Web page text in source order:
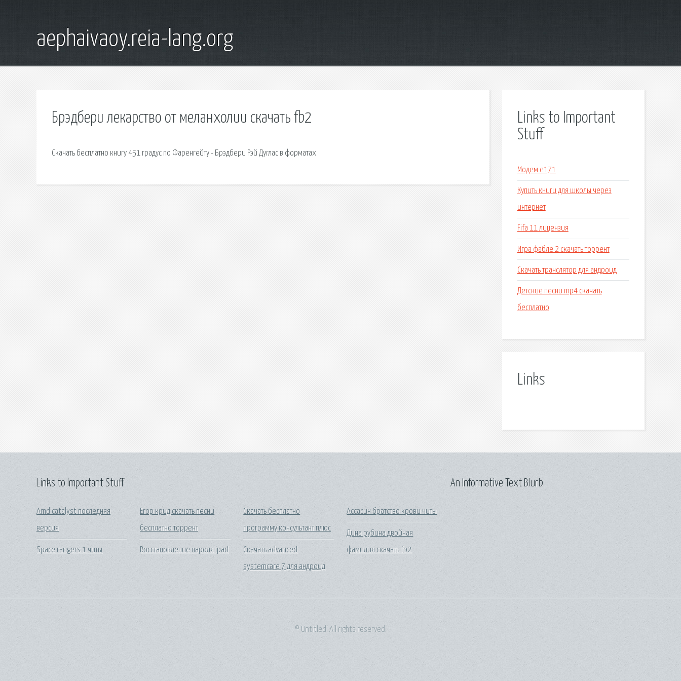
aephaivaoy.reia-lang.org
Брэдбери лекарство от меланхолии скачать fb2
Скачать бесплатно книгу 451 градус по Фаренгейту - Брэдбери Рэй Дуглас в форматах
Links to Important
Stuff
Модем е171
Купить книги для школы через
интернет
Fifa 11 лицензия
Игра фабле 2 скачать торрент
Скачать транслятор для андроид
Детские песни mp4 скачать
бесплатно
Links
Links to Important Stuff
Amd catalyst последняя
версия
Space rangers 1 читы
Егор крид скачать песни
бесплатно торрент
Восстановление пароля ipad
Скачать бесплатно
программу консультант плюс
Скачать advanced
systemcare 7 для андроид
Ассасин братство крови читы
Дина рубина двойная
фамилия скачать fb2
An Informative Text Blurb
© Untitled. All rights reserved.